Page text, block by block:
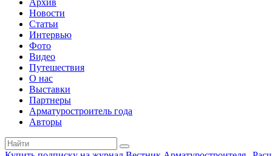
Архив
Новости
Статьи
Интервью
Фото
Видео
Путешествия
О нас
Выставки
Партнеры
Арматуростроитель года
Авторы